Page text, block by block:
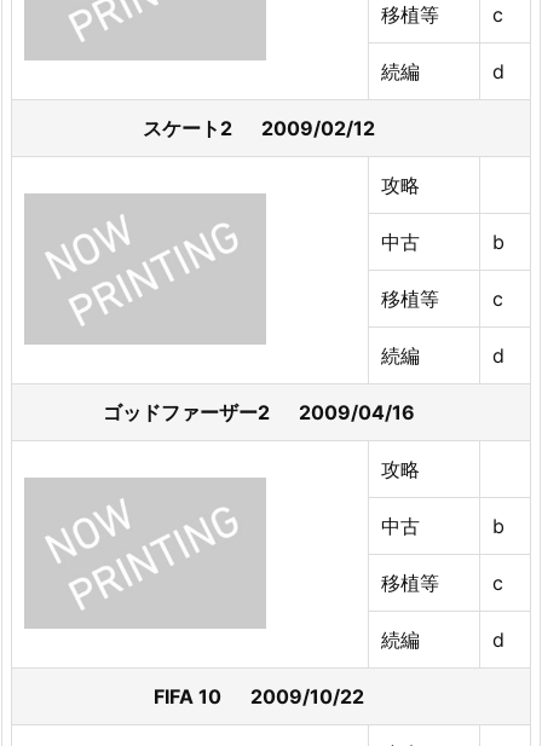
移植等 c
続編 d
スケート2 2009/02/12
攻略
中古 b
移植等 c
続編 d
ゴッドファーザー2 2009/04/16
攻略
中古 b
移植等 c
続編 d
FIFA 10 2009/10/22